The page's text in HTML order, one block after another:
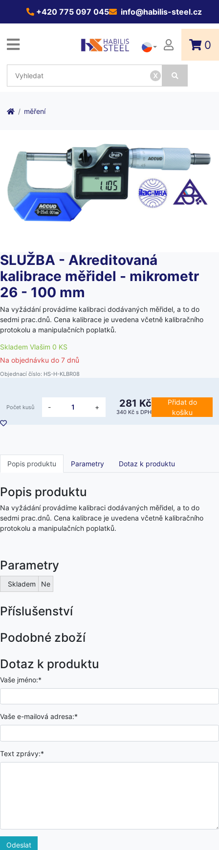
+420 775 097 045 info@habilis-steel.cz
x
0
měření
SLUŽBA - Akreditovaná
kalibrace měřidel - mikrometr
26 - 100 mm
Na vyžádání provádíme kalibraci dodávaných měřidel, a to do
sedmi prac.dnů. Cena kalibrace je uvedena včetně kalibračního
protokolu a manipulačních poplatků.
Skladem Vlašim 0 KS
Na objednávku do 7 dnů
Objednací číslo: HS-H-KLBR08
Počet kusů - + 281 Kč
340 Kč s DPH
Přidat do
košíku
Popis produktu Parametry Dotaz k produktu
Popis produktu
Na vyžádání provádíme kalibraci dodávaných měřidel, a to do
sedmi prac.dnů. Cena kalibrace je uvedena včetně kalibračního
protokolu a manipulačních poplatků.
Parametry
Skladem Ne
Příslušenství
Podobné zboží
Dotaz k produktu
Vaše jméno:*
Vaše e-mailová adresa:*
Text zprávy:*
Odeslat